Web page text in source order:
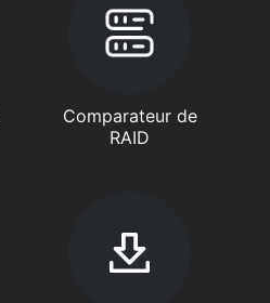
Comparateur de
RAID